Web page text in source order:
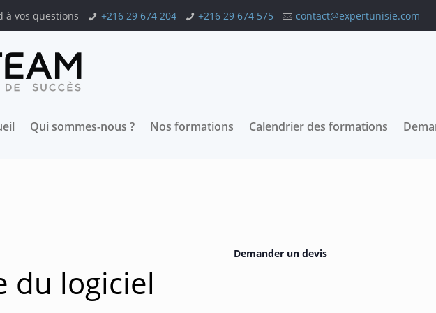
à vos questions +216 29 674 204 +216 29 674 575 contact@expertunisie.com
Qui sommes-nous ? Nos formations Calendrier des formations
Demander un devis
du logiciel